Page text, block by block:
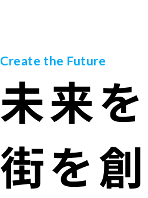
Create the Future
未来
街を